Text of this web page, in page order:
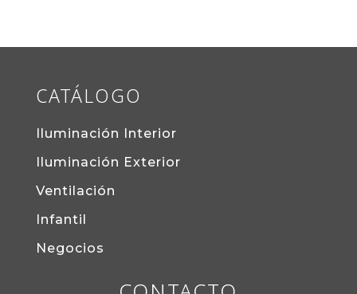
CATÁLOGO
Iluminación Interior
Iluminación Exterior
Ventilación
Infantil
Negocios